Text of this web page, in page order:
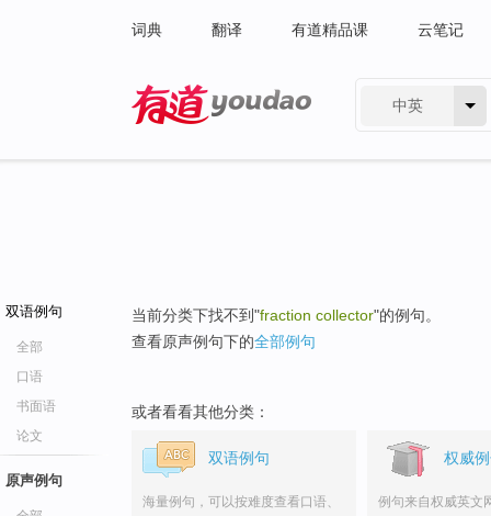
词典 翻译 有道精品课 云笔记
中英
双语例句
全部
口语
书面语
论文
原声例句
当前分类下找不到"fraction collector"的例句。
查看原声例句下的全部例句
或者看看其他分类：
双语例句
海量例句，可以按难度查看口语、
权威
例句来自权威英文